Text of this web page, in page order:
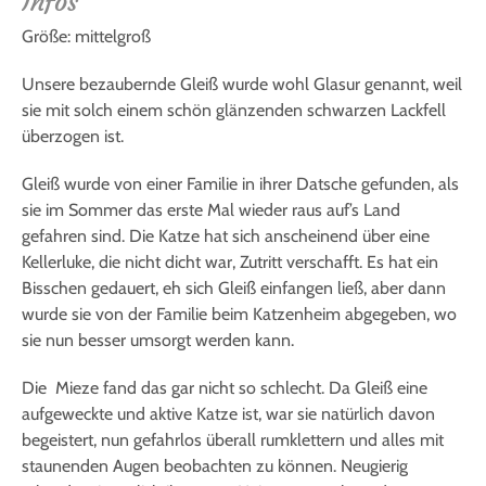
Größe: mittelgroß
Unsere bezaubernde Gleiß wurde wohl Glasur genannt, weil
sie mit solch einem schön glänzenden schwarzen Lackfell
überzogen ist.
Gleiß wurde von einer Familie in ihrer Datsche gefunden, als
sie im Sommer das erste Mal wieder raus auf’s Land
gefahren sind. Die Katze hat sich anscheinend über eine
Kellerluke, die nicht dicht war, Zutritt verschafft. Es hat ein
Bisschen gedauert, eh sich Gleiß einfangen ließ, aber dann
wurde sie von der Familie beim Katzenheim abgegeben, wo
sie nun besser umsorgt werden kann.
Die Mieze fand das gar nicht so schlecht. Da Gleiß eine
aufgeweckte und aktive Katze ist, war sie natürlich davon
begeistert, nun gefahrlos überall rumklettern und alles mit
staunenden Augen beobachten zu können. Neugierig